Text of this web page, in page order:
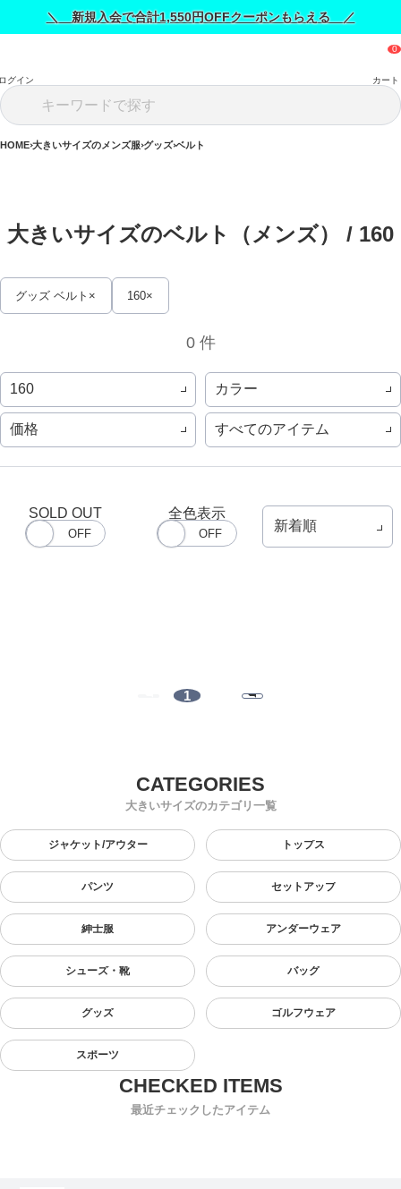
＼ 新規入会で合計1,550円OFFクーポンもらえる ／
グイン カート
HOME 大きいサイズのメンズ服 グッズ ベルト
大きいサイズのベルト（メンズ） / 160
グッズ ベルト 160
0 件
160 カラー
価格 すべてのアイテム
SOLD OUT 全色表示
1
大きいサイズのカテゴリ一覧
ジャケット/アウター トップス
パンツ セットアップ
紳士服 アンダーウェア
シューズ・靴 バッグ
グッズ ゴルフウェア
スポーツ
最近チェックしたアイテム